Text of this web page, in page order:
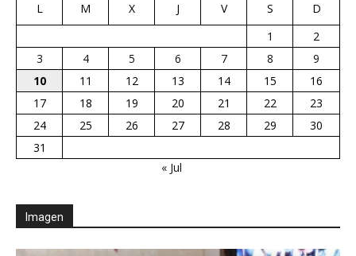
L M X J V S
D
1
2
3
4 5 6 7 8
9
10
11 12 13 14 15
16
17
18 19 20 21 22
23
24
25 26 27 28 29
30
31
« Jul
Imagen